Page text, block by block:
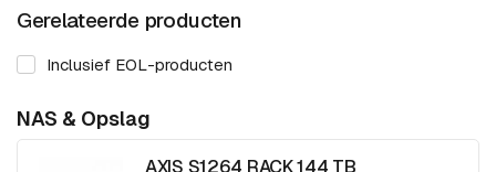
Gerelateerde producten
Inclusief EOL-producten
NAS & Opslag
AXIS S1264 RACK 144 TB